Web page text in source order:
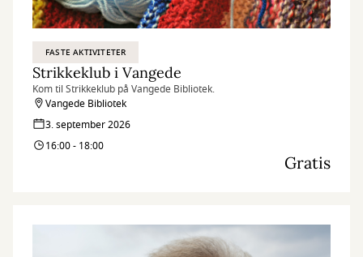
FASTE AKTIVITETER
Strikkeklub i Vangede
Kom til Strikkeklub på Vangede Bibliotek.
Vangede Bibliotek
3. september 2026
16:00 - 18:00
Gratis